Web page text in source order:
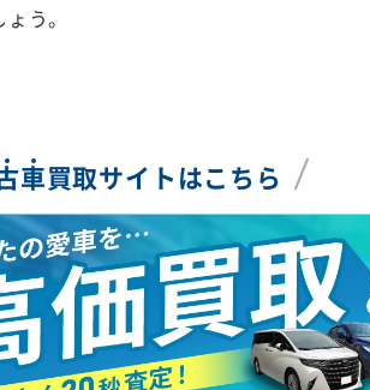
う。
車買取サイトはこちら